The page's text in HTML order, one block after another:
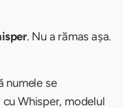
. Nu a rămas așa.
numele se
Whisper, modelul